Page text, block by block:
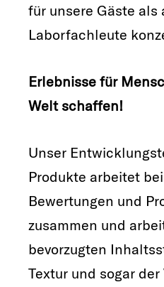
für unsere Gäste als
Laborfachleute
Erlebnisse für
Welt schaffen!
Unser
Produkte arbeitet
Bewertungen und
zusammen und
bevorzugten
Textur und sogar